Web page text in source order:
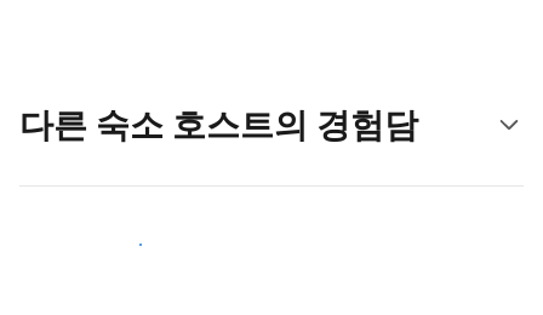
다른 숙소 호스트의 경험담
숙소 호스트로 동참하기